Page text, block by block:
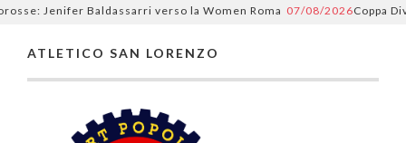
Jenifer Baldassarri verso la Women Roma 07/08/2026 Coppa
ATLETICO SAN LORENZO